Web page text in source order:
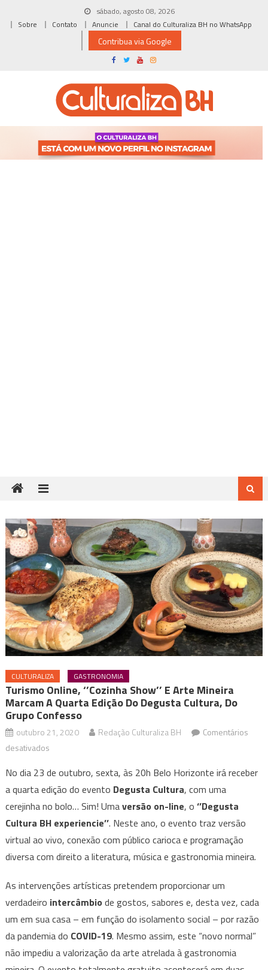
sábado, agosto 08, 2026
Sobre
Contato Anuncie Canal do Culturaliza BH no WhatsApp
Contribua via Google
CULTURALIZA GASTRONOMIA
Turismo Online, ‘’Cozinha Show’’ E Arte Mineira
Marcam A Quarta Edição Do Degusta Cultura, Do
Grupo Confesso
outubro 21, 2020 Redação Culturaliza BH
Comentários
desativadosem
online,
‘’Cozinha
Show’’
e
arte
mineira
a
quarta
do
Degusta
Cultura,
No dia 23 de outubro, sexta, às 20h Belo Horizonte irá receber
a quarta edição do evento Degusta Cultura, com uma
cerejinha no bolo… Sim! Umaversão on-line, o ‘’Degusta
Cultura BH experiencie’’. Neste ano, o evento traz versão
virtual ao vivo, conexão com público carioca e programação
diversa com direito a literatura, música e gastronomia mineira.
As intervenções artísticas pretendem proporcionar um
verdadeiro intercâmbio de gostos, sabores e, desta vez, cada
um em sua casa – em função do isolamento social – por razão
da pandemia do COVID-19. Mesmo assim, este “novo normal”
não impediu a valorização da arte atrelada à gastronomia